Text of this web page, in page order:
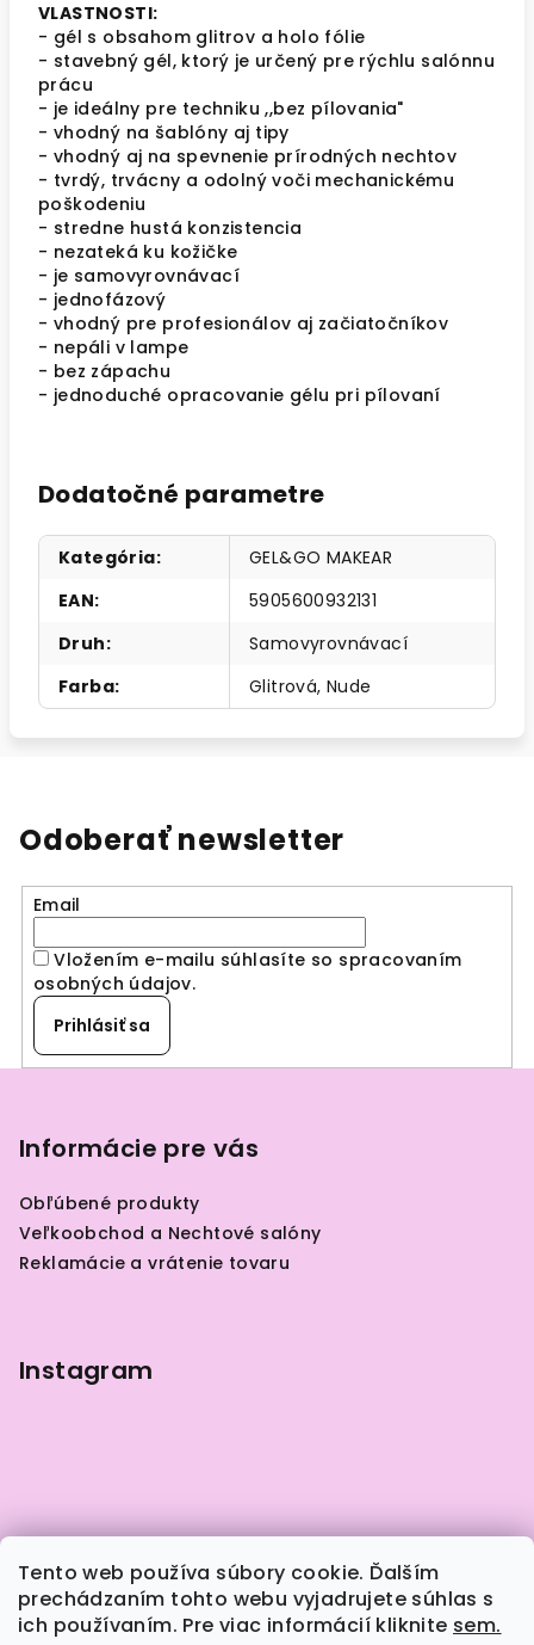
Tento web používa súbory cookie. Ďalším
prechádzaním tohto webu vyjadrujete súhlas s
ich používaním. Pre viac informácií kliknite sem.
VLASTNOSTI:
- gél s obsahom glitrov a holo fólie
- stavebný gél, ktorý je určený pre rýchlu salónnu
prácu
- je ideálny pre techniku ,,bez pílovania"
- vhodný na šablóny aj tipy
- vhodný aj na spevnenie prírodných nechtov
- tvrdý, trvácny a odolný voči mechanickému
poškodeniu
- stredne hustá konzistencia
- nezateká ku kožičke
- je samovyrovnávací
- jednofázový
- vhodný pre profesionálov aj začiatočníkov
- nepáli v lampe
- bez zápachu
- jednoduché opracovanie gélu pri pílovaní
Dodatočné parametre
Kategória:
GEL&GO MAKEAR
EAN:
5905600932131
Druh:
Samovyrovnávací
Farba: Glitrová,Nude
Odoberať newsletter
Email
Vložením e-mailu súhlasíte so spracovaním
osobných údajov.
Prihlásiť sa
Informácie pre vás
Obľúbené produkty
Veľkoobchod a Nechtové salóny
Reklamácie a vrátenie tovaru
Instagram